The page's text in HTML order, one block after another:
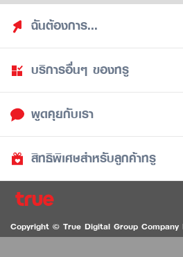
ฉันต้องการ...
ค้นหาสิทธิประโยชน์
รวมของฟรี
ดูสิทธิประโยชน์ที่เก็บไว้
เป็นพันธมิตรร้านค้ากับทรูยู (True
ดาวน์โหลดแอปทรูยูiOS / Android
บริการอื่นๆ ของทรู
มือถือ
อินเตอร์เน็ต
พูดคุยกับเรา
Call Center
1236 ลูกค้าทรูแบล็ค
ติดต่อเรา
สิทธิพิเศษสำหรับลูกค้าทรู
ทรูการ์ด
ทรูพอยท์
Copyright © True Digital Group